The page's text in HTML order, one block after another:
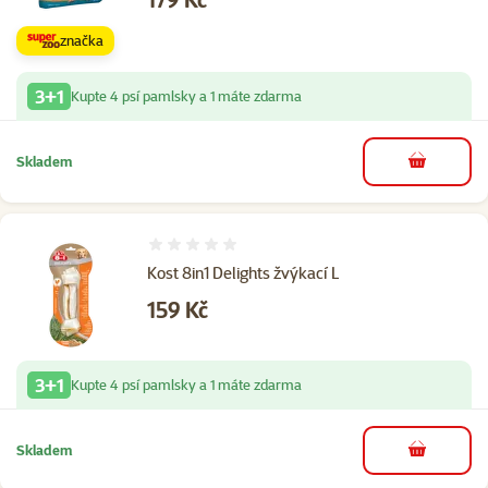
značka
3+1 Kupte 4 psí pamlsky a 1 máte zdarma
Skladem do košíku
Kost 8in1 Delights žvýkací L
Cena
159 Kč
3+1 Kupte 4 psí pamlsky a 1 máte zdarma
Skladem do košíku